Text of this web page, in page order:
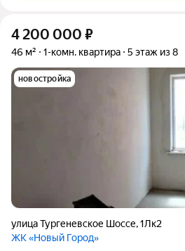
4 200 000 ₽
46 м² 1-комн. квартира 5 этаж из 8
новостройка
улица Тургеневское Шоссе,1Лк2
ЖК «Новый Город»